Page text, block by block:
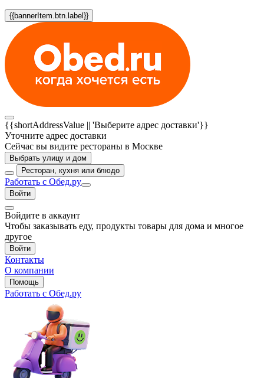
{{bannerItem.btn.label}}
{{shortAddressValue || 'Выберите адрес доставки'}}
Уточните адрес доставки
Сейчас вы видите рестораны в Москве
Выбрать улицу и дом
Ресторан, кухня или блюдо
Работать с Обед.ру
Войти
Войдите в аккаунт
Чтобы заказывать еду, продукты товары для дома и многое
другое
Войти
Контакты
О компании
Помощь
Работать с Обед.ру